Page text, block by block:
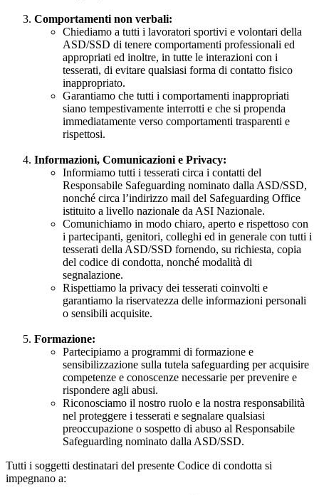
Comportamenti non verbali:
Chiediamo a tutti i lavoratori sportivi e volontari della
ASD/SSD di tenere comportamenti professionali ed
appropriati ed inoltre, in tutte le interazioni con i
tesserati, di evitare qualsiasi forma di contatto fisico
inappropriato.
Garantiamo che tutti i comportamenti inappropriati
siano tempestivamente interrotti e che si propenda
immediatamente verso comportamenti trasparenti e
rispettosi.
Informazioni, Comunicazioni e Privacy:
Informiamo tutti i tesserati circa i contatti del
Responsabile Safeguarding nominato dalla ASD/SSD,
nonché circa l’indirizzo mail del Safeguarding Office
istituito a livello nazionale da ASI Nazionale.
Comunichiamo in modo chiaro, aperto e rispettoso con
i partecipanti, genitori, colleghi ed in generale con tutti i
tesserati della ASD/SSD fornendo, su richiesta, copia
del codice di condotta, nonché modalità di
segnalazione.
Rispettiamo la privacy dei tesserati coinvolti e
garantiamo la riservatezza delle informazioni personali
o sensibili acquisite.
Formazione:
Partecipiamo a programmi di formazione e
sensibilizzazione sulla tutela safeguarding per acquisire
competenze e conoscenze necessarie per prevenire e
rispondere agli abusi.
Riconosciamo il nostro ruolo e la nostra responsabilità
nel proteggere i tesserati e segnalare qualsiasi
preoccupazione o sospetto di abuso al Responsabile
Safeguarding nominato dalla ASD/SSD.
Tutti i soggetti destinatari del presente Codice di condotta si
impegnano a: